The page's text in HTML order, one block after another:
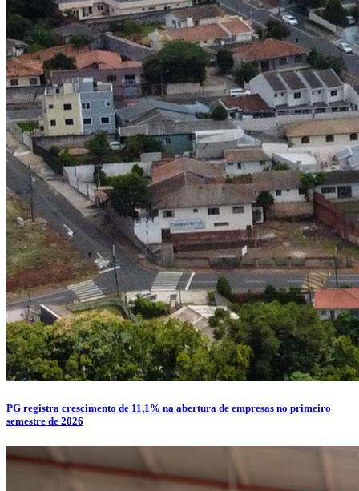
PG registra crescimento de 11,1% na abertura de empresas no primeiro
semestre de 2026